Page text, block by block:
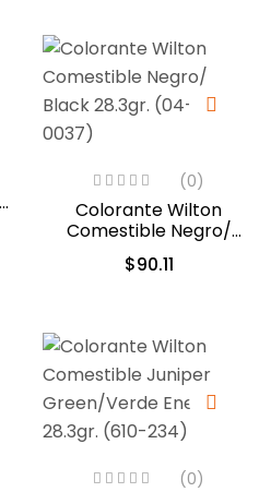
(0)
Colorante Wilton
Comestible Negro/
Black 28.3gr. (04-0-
0037)
$90.11
(0)